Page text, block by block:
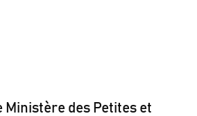
Ministère des Petites et